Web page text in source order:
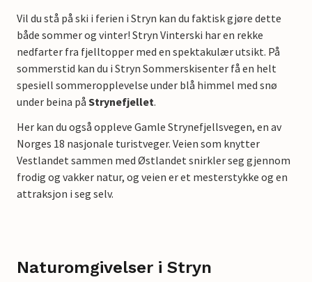
Vil du stå på ski i ferien i Stryn kan du faktisk gjøre dette
både sommer og vinter! Stryn Vinterski har en rekke
nedfarter fra fjelltopper med en spektakulær utsikt. På
sommerstid kan du i Stryn Sommerskisenter få en helt
spesiell sommeropplevelse under blå himmel med snø
under beina på Strynefjellet.
Her kan du også oppleve Gamle Strynefjellsvegen, en av
Norges 18 nasjonale turistveger. Veien som knytter
Vestlandet sammen med Østlandet snirkler seg gjennom
frodig og vakker natur, og veien er et mesterstykke og en
attraksjon i seg selv.
Naturomgivelser i Stryn